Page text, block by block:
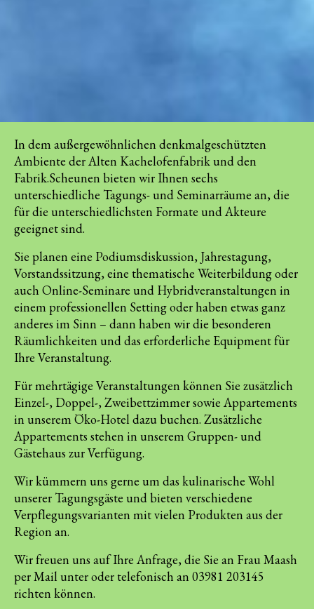
In dem außergewöhnlichen denkmalgeschützten
Ambiente der Alten Kachelofenfabrik und den
Fabrik.Scheunen bieten wir Ihnen sechs
unterschiedliche Tagungs- und Seminarräume an, die
für die unterschiedlichsten Formate und Akteure
geeignet sind.
Sie planen eine Podiumsdiskussion, Jahrestagung,
Vorstandssitzung, eine thematische Weiterbildung oder
auch Online-Seminare und Hybridveranstaltungen in
einem professionellen Setting oder haben etwas ganz
anderes im Sinn – dann haben wir die besonderen
Räumlichkeiten und das erforderliche Equipment für
Ihre Veranstaltung.
Für mehrtägige Veranstaltungen können Sie zusätzlich
Einzel-, Doppel-, Zweibettzimmer sowie Appartements
in unserem Öko-Hotel dazu buchen. Zusätzliche
Appartements stehen in unserem Gruppen- und
Gästehaus zur Verfügung.
Wir kümmern uns gerne um das kulinarische Wohl
unserer Tagungsgäste und bieten verschiedene
Verpflegungsvarianten mit vielen Produkten aus der
Region an.
Wir freuen uns auf Ihre Anfrage, die Sie an Frau Maash
per Mail unteroder telefonisch an 03981 203145
richten können.